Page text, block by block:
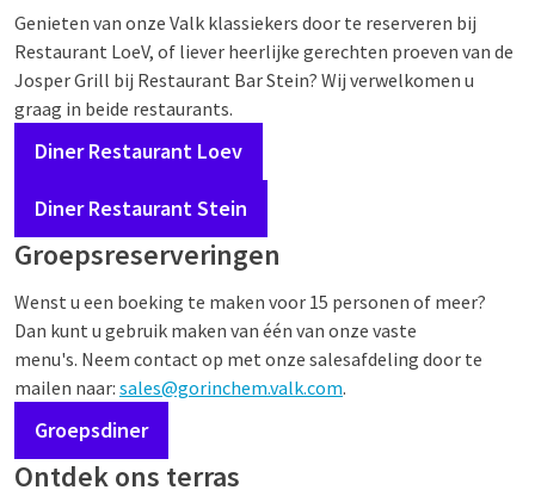
Genieten van onze Valk klassiekers door te reserveren bij
Restaurant LoeV, of liever heerlijke gerechten proeven van de
Josper Grill bij Restaurant Bar Stein? Wij verwelkomen u
graag in beide restaurants.
Diner Restaurant Loev
Diner Restaurant Stein
Groepsreserveringen
Wenst u een boeking te maken voor 15 personen of meer?
Dan kunt u gebruik maken van één van onze vaste
menu's. Neem contact op met onze salesafdeling door te
mailen naar: sales@gorinchem.valk.com.
Groepsdiner
Ontdek ons terras